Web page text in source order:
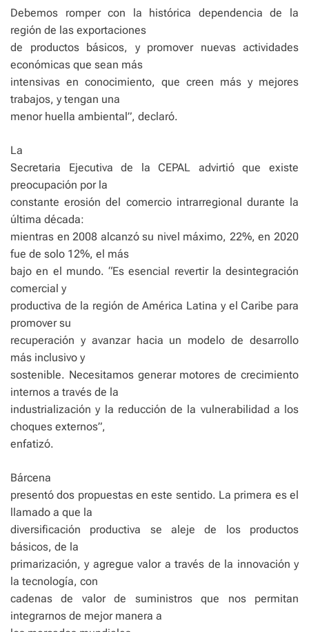
Debemos romper con la histórica dependencia de la
región de las exportaciones
de productos básicos, y promover nuevas actividades
económicas que sean más
intensivas en conocimiento, que creen más y mejores
trabajos, y tengan una
menor huella ambiental”, declaró.
La
Secretaria Ejecutiva de la CEPAL advirtió que existe
preocupación por la
constante erosión del comercio intrarregional durante la
última década:
mientras en 2008 alcanzó su nivel máximo, 22%, en 2020
fue de solo 12%, el más
bajo en el mundo. “Es esencial revertir la desintegración
comercial y
productiva de la región de América Latina y el Caribe para
promover su
recuperación y avanzar hacia un modelo de desarrollo
más inclusivo y
sostenible. Necesitamos generar motores de crecimiento
internos a través de la
industrialización y la reducción de la vulnerabilidad a los
choques externos”,
enfatizó.
Bárcena
presentó dos propuestas en este sentido. La primera es el
llamado a que la
diversificación productiva se aleje de los productos
básicos, de la
primarización, y agregue valor a través de la innovación y
la tecnología, con
cadenas de valor de suministros que nos permitan
integrarnos de mejor manera a